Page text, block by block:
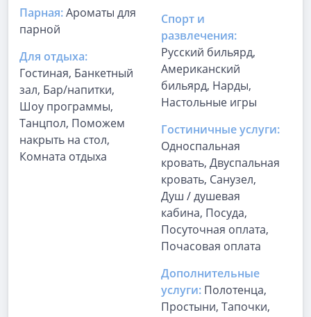
Парная:Ароматы для
парной
Для отдыха:
Гостиная, Банкетный
зал, Бар/напитки,
Шоу программы,
Танцпол, Поможем
накрыть на стол,
Комната отдыха
Спорт и
развлечения:
Русский бильярд,
Американский
бильярд, Нарды,
Настольные игры
Гостиничные услуги:
Односпальная
кровать, Двуспальная
кровать, Санузел,
Душ / душевая
кабина, Посуда,
Посуточная оплата,
Почасовая оплата
Дополнительные
услуги: Полотенца,
Простыни, Тапочки,